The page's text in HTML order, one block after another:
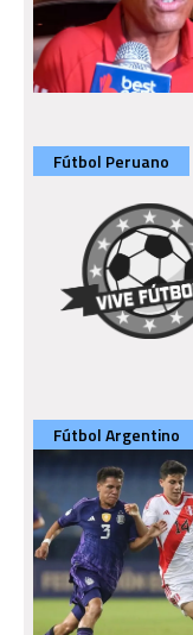
Fútbol Peruano
Fútbol Argentino